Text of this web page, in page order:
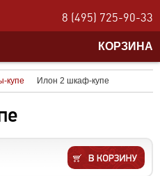
8 (495) 725-90-33
КОРЗИНА
купе Илон 2 шкаф-купе